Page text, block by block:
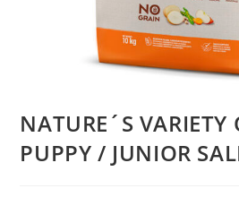
NATURE´S VARIETY
PUPPY / JUNIOR